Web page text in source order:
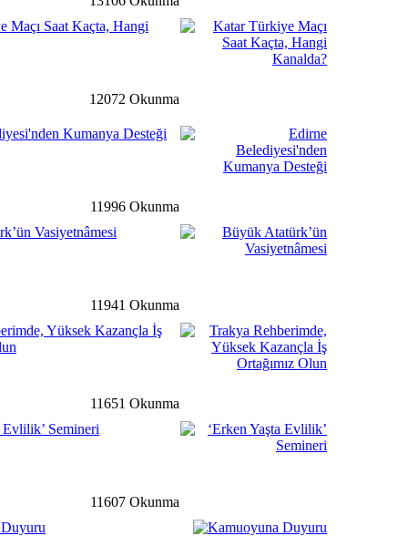
detay ›
detay ›
Söyleşi Hem De
İle Atatürk Kültür
Maçı Saat Kaçta, Hangi
12072 Okunma
Kumanya Desteği
11996 Okunma
Vasiyetnâmesi
11941 Okunma
Yüksek Kazançla İş
11651 Okunma
Evlilik’ Semineri
11607 Okunma